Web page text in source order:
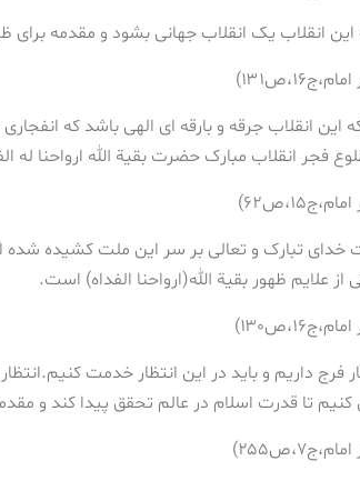
این انقلاب یک انقلاب جهانی بشود و مقدمه برای
این انقلاب جرقه و بارقه ای الهی باشد که
فجر انقلاب مبارک حضرت بقیة الله ارواحنا له
تبارک و تعالی بر سر این ملت کشیده شده
علایم ظهور بقیة الله(ارواحنا الفداه) است.
فرج داریم و باید در این انتظار خدمت
تا قدرت اسلام در عالم تحقق پیدا کند و